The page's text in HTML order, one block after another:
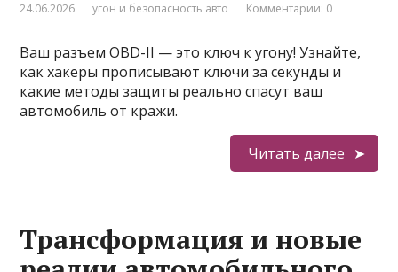
24.06.2026 угон и безопасность авто Комментарии: 0
Ваш разъем OBD-II — это ключ к угону! Узнайте,
как хакеры прописывают ключи за секунды и
какие методы защиты реально спасут ваш
автомобиль от кражи.
Читать далее
Трансформация и новые